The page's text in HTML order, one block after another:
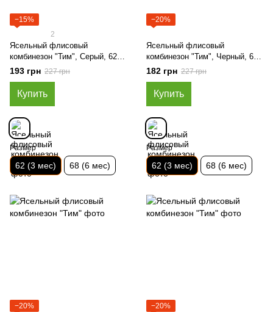
−15%
2
Ясельный флисовый
комбинезон "Тим", Серый, 62 (3
мес)
193 грн 227 грн
Купить
Размер
62 (3 мес) 68 (6 мес)
−20%
Ясельный флисовый
комбинезон "Тим", Черный, 62
(3 мес)
182 грн 227 грн
Купить
Размер
62 (3 мес) 68 (6 мес)
−20% −20%